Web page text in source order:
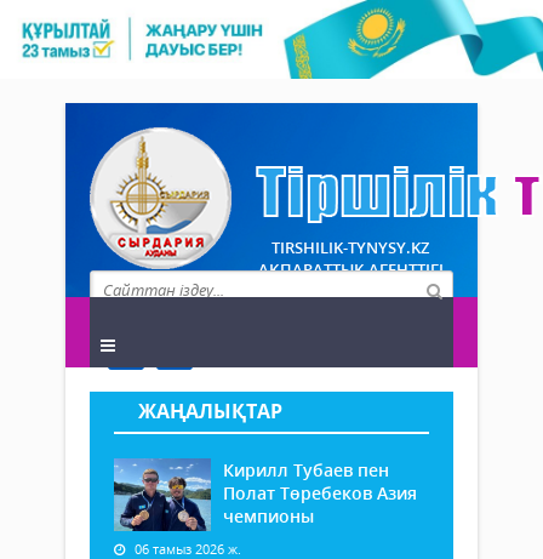
TIRSHILIK-TYNYSY.KZ
АҚПАРАТТЫҚ АГЕНТТІГІ
ЖАҢАЛЫҚТАР
Кирилл Тубаев пен
Полат Төребеков Азия
чемпионы
06 тамыз 2026 ж.